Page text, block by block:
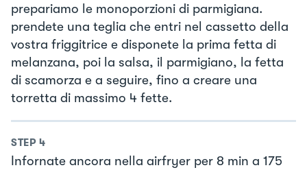
prepariamo le monoporzioni di parmigiana.
prendete una teglia che entri nel cassetto della
vostra friggitrice e disponete la prima fetta di
melanzana, poi la salsa, il parmigiano, la fetta
di scamorza e a seguire, fino a creare una
torretta di massimo 4 fette.
STEP 4
Infornate ancora nella airfryer per 8 min a 175